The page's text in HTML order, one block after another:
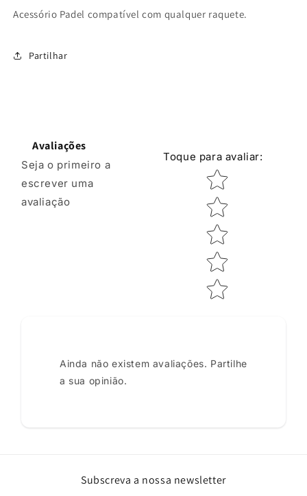
Acessório Padel compatível com qualquer raquete.
Partilhar
Avaliações
Seja o primeiro a
escrever uma
avaliação
Toque para avaliar:
Classificação por
Ainda não existem avaliações. Partilhe
a sua opinião.
Subscreva a nossa newsletter